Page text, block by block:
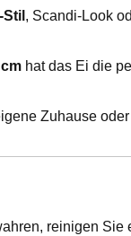
, Scandi-Look
hat das Ei die
Zuhause
reinigen